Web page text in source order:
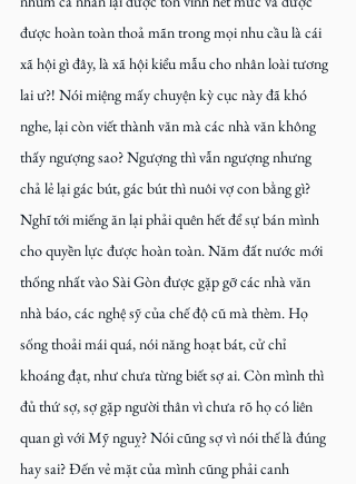
được hoàn toàn thoả mãn trong mọi nhu cầu là cái
xã hội gì đây, là xã hội kiểu mẫu cho nhân loài tương
lai ư?! Nói miệng mấy chuyện kỳ cục này đã khó
nghe, lại còn viết thành văn mà các nhà văn không
thấy ngượng sao? Ngượng thì vẫn ngượng nhưng
chả lẻ lại gác bút, gác bút thì nuôi vợ con bằng gì?
Nghĩ tới miếng ăn lại phải quên hết để sự bán mình
cho quyền lực được hoàn toàn. Năm đất nước mới
thống nhất vào Sài Gòn được gặp gỡ các nhà văn
nhà báo, các nghệ sỹ của chế độ cũ mà thèm. Họ
sống thoải mái quá, nói năng hoạt bát, cử chỉ
khoáng đạt, như chưa từng biết sợ ai. Còn mình thì
đủ thứ sợ, sợ gặp người thân vì chưa rõ họ có liên
quan gì với Mỹ nguỵ? Nói cũng sợ vì nói thế là đúng
hay sai? Đến vẻ mặt của mình cũng phải canh